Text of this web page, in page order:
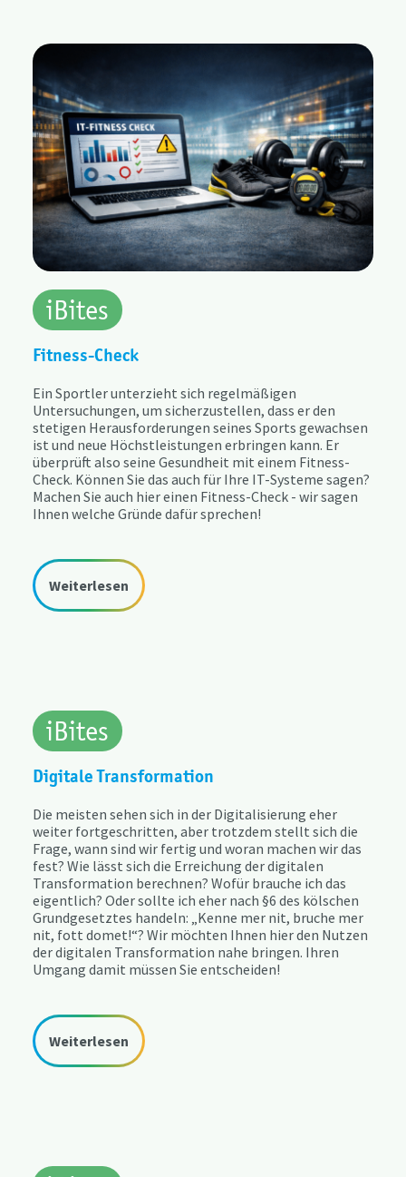
iBites
Fitness-Check
Ein Sportler unterzieht sich regelmäßigen
Untersuchungen, um sicherzustellen, dass er den
stetigen Herausforderungen seines Sports gewachsen
ist und neue Höchstleistungen erbringen kann. Er
überprüft also seine Gesundheit mit einem Fitness-
Check. Können Sie das auch für Ihre IT-Systeme sagen?
Machen Sie auch hier einen Fitness-Check - wir sagen
Ihnen welche Gründe dafür sprechen!​
Weiterlesen
iBites
Digitale Transformation
Die meisten sehen sich in der Digitalisierung eher
weiter fortgeschritten, aber trotzdem stellt sich die
Frage, wann sind wir fertig und woran machen wir das
fest? Wie lässt sich die Erreichung der digitalen
Transformation berechnen? Wofür brauche ich das
eigentlich? Oder sollte ich eher nach §6 des kölschen
Grundgesetztes handeln: „Kenne mer nit, bruche mer
nit, fott domet!“? Wir möchten Ihnen hier den Nutzen
der digitalen Transformation nahe bringen. Ihren
Umgang damit müssen Sie entscheiden!​
Weiterlesen